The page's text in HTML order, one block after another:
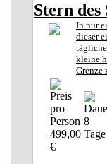
Stern des
In nur
dieser
kleine
Grenze
499,00
€
8
Tage